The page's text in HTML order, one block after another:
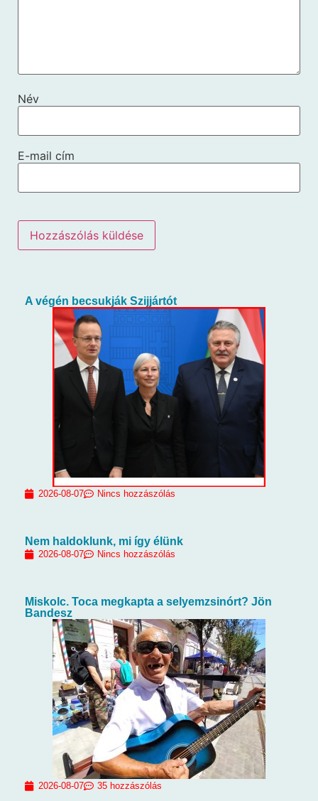
Név
E-mail cím
A végén becsukják Szijjártót
2026-08-07 Nincs hozzászólás
Nem haldoklunk, mi így élünk
2026-08-07 Nincs hozzászólás
Miskolc. Toca megkapta a selyemzsinórt? Jön
Bandesz
2026-08-07 35 hozzászólás